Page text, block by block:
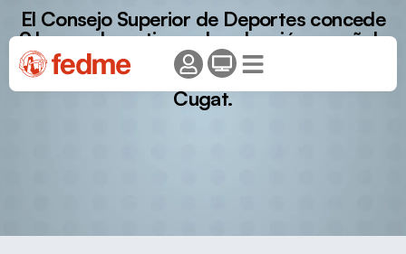
El Consejo Superior de Deportes concede
9 becas deportivas a la selección española
de escalada, para el desarrollo de
actividades deportivas en el CAR de Sant
Cugat.